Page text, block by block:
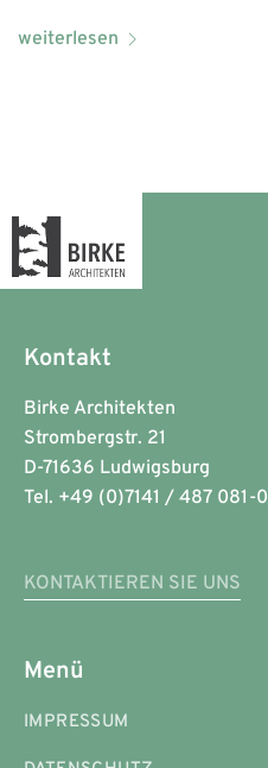
weiterlesen
Kontakt
Birke Architekten
Strombergstr. 21
D-71636 Ludwigsburg
Tel. +49 (0)7141 / 487 081-0
KONTAKTIEREN SIE UNS
Menü
IMPRESSUM